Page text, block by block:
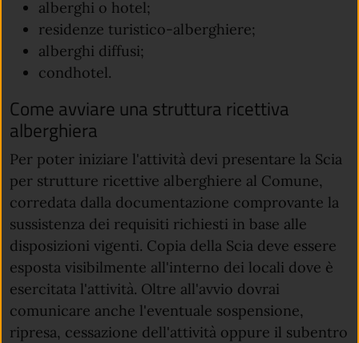
alberghi o hotel;
residenze turistico-alberghiere;
alberghi diffusi;
condhotel.
Come avviare una struttura ricettiva
alberghiera
Per poter iniziare l'attività devi presentare la Scia
per strutture ricettive alberghiere al Comune,
corredata dalla documentazione comprovante la
sussistenza dei requisiti richiesti in base alle
disposizioni vigenti. Copia della Scia deve essere
esposta visibilmente all'interno dei locali dove è
esercitata l'attività. Oltre all'avvio dovrai
comunicare anche l'eventuale sospensione,
ripresa, cessazione dell'attività oppure il subentro